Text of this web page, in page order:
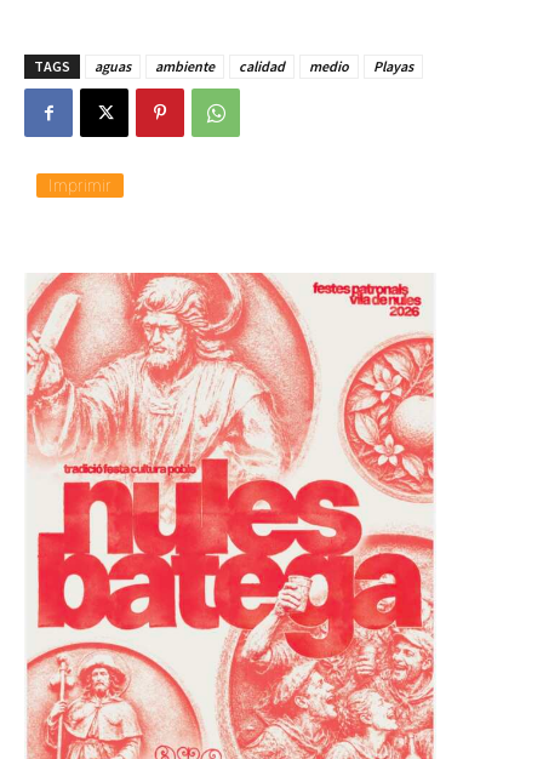
a
n
d
o
TAGS aguas ambiente calidad medio Playas
Imprimir